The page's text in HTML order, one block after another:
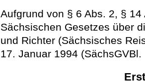
Aufgrund von § 6 Abs. 2, §
Sächsischen Gesetzes über
und Richter (Sächsisches
17. Januar 1994